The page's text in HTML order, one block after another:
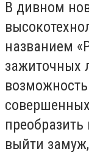
В дивном
названием
зажиточных
выйти